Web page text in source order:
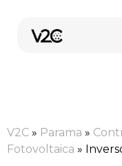
turinio
V2C » Parama »
Fotovoltaica »